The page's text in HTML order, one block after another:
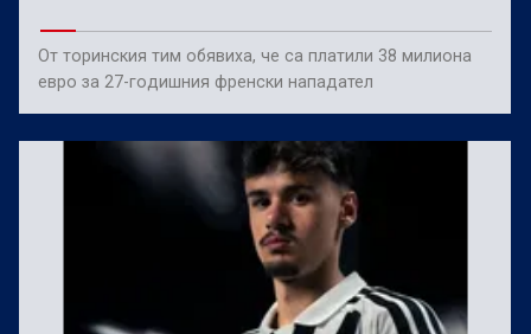
От торинския тим обявиха, че са платили 38 милиона
евро за 27-годишния френски нападател